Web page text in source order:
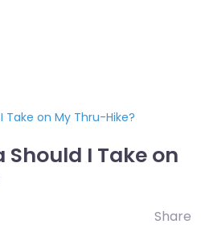
on My Thru-Hike?
I Take on
Share